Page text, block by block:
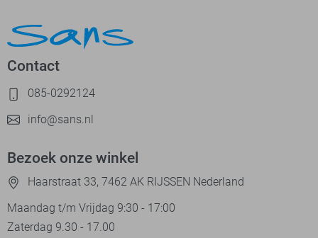
Contact
085-0292124
info@sans.nl
Bezoek onze winkel
Haarstraat 33, 7462 AK RIJSSEN Nederland
Maandag t/m Vrijdag 9:30 - 17:00
Zaterdag 9.30 - 17.00